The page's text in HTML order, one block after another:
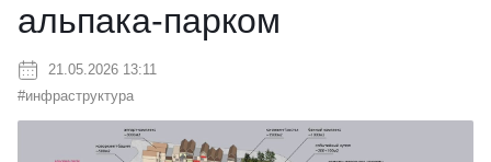
альпака-парком
21.05.2026 13:11
#инфраструктура